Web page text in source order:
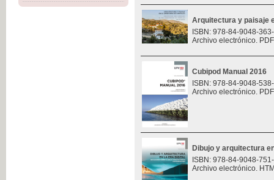
Arquitectura y paisaje
ISBN: 978-84-9048-
Archivo electrónico.
Cubipod Manual 2016
ISBN: 978-84-9048-
Archivo electrónico.
Dibujo y arquitectura
ISBN: 978-84-9048-
Archivo electrónico.